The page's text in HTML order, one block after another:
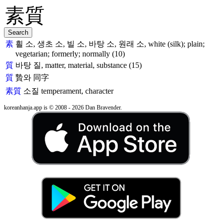
素 흴 소, 생초 소, 빌 소, 바탕 소, 원래 소, white (silk); plain;
vegetarian; formerly; normally (10)
質 바탕 질, matter, material, substance (15)
質 贄와 同字
素質 소질 temperament, character
koreanhanja.app is © 2008 - 2026 Dan Bravender.